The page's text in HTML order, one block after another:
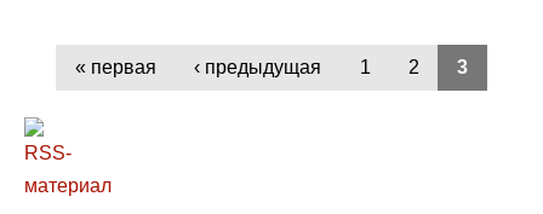
« первая ‹ предыдущая 1 2 3